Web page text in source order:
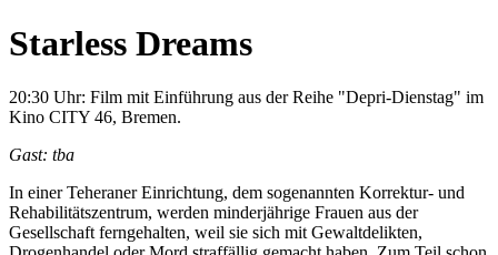
Starless Dreams
20:30 Uhr: Film mit Einführung aus der Reihe "Depri-Dienstag" im
Kino CITY 46, Bremen.
Gast: tba
In einer Teheraner Einrichtung, dem sogenannten Korrektur- und
Rehabilitätszentrum, werden minderjährige Frauen aus der
Gesellschaft ferngehalten, weil sie sich mit Gewaltdelikten,